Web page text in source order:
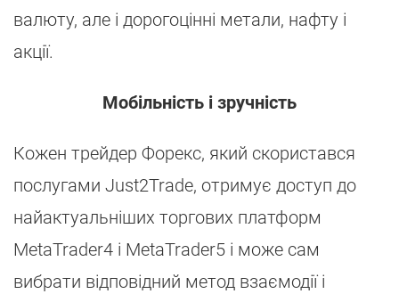
валюту, але і дорогоцінні метали, нафту і
акції.
Мобільність і зручність
Кожен трейдер Форекс, який скористався
послугами Just2Trade, отримує доступ до
найактуальніших торгових платформ
MetaTrader4 і MetaTrader5 і може сам
вибрати відповідний метод взаємодії і